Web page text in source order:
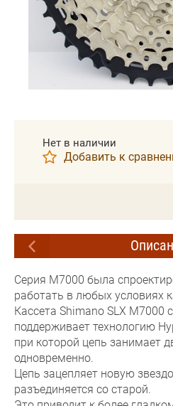
Нет в наличии
Добавить к
Серия M7000 была
работать в любых условиях
Кассета Shimano SLX
поддерживает технологию
при которой цепь занимает
одновременно.
Цепь зацепляет новую
разъединяется со старой.